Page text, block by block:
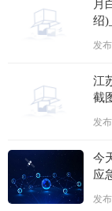
月
绍
发
江
截
发
今
应
发